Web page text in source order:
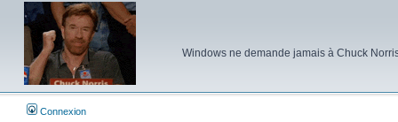
Windows ne demande jamais à Chuck
Connexion